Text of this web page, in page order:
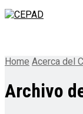
Home Acerca del
Archivo